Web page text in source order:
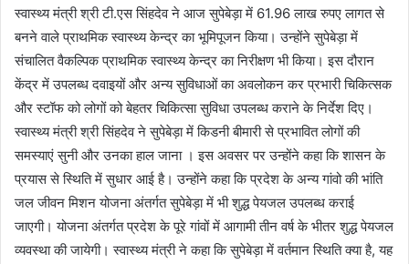
स्वास्थ्य मंत्री श्री टी.एस सिंहदेव ने आज सुपेबेड़ा में 61.96 लाख रुपए लागत से
बनने वाले प्राथमिक स्वास्थ्य केन्द्र का भूमिपूजन किया। उन्होंने सुपेबेड़ा में
संचालित वैकल्पिक प्राथमिक स्वास्थ्य केन्द्र का निरीक्षण भी किया। इस दौरान
केंद्र में उपलब्ध दवाइयों और अन्य सुविधाओं का अवलोकन कर प्रभारी चिकित्सक
और स्टॉफ को लोगों को बेहतर चिकित्सा सुविधा उपलब्ध कराने के निर्देश दिए।
स्वास्थ्य मंत्री श्री सिंहदेव ने सुपेबेड़ा में किडनी बीमारी से प्रभावित लोगों की
समस्याएं सुनी और उनका हाल जाना । इस अवसर पर उन्होंने कहा कि शासन के
प्रयास से स्थिति में सुधार आई है। उन्होंने कहा कि प्रदेश के अन्य गांवो की भांति
जल जीवन मिशन योजना अंतर्गत सुपेबेड़ा में भी शुद्ध पेयजल उपलब्ध कराई
जाएगी। योजना अंतर्गत प्रदेश के पूरे गांवों में आगामी तीन वर्ष के भीतर शुद्ध पेयजल
व्यवस्था की जायेगी। स्वास्थ्य मंत्री ने कहा कि सुपेबेड़ा में वर्तमान स्थिति क्या है, यह